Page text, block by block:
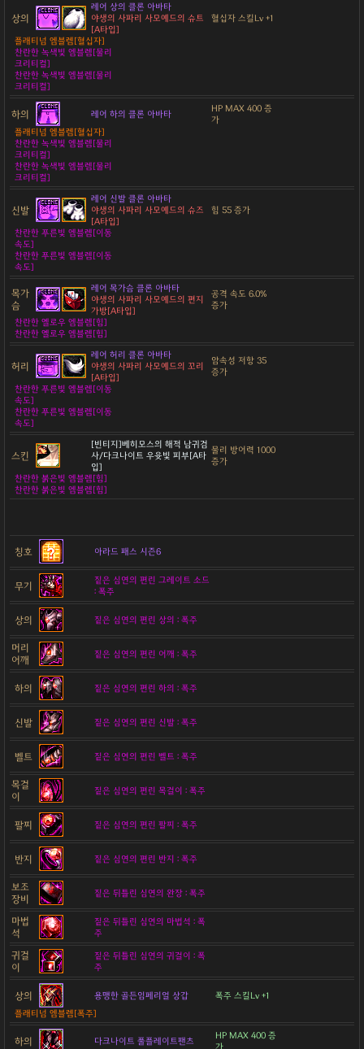
상의
레어 상의 클론 아바타
야생의 사파리 사모예드의 슈트
[A타입]
혈십자 스킬Lv +1
플래티넘 엠블렘[혈십자]
찬란한 녹색빛 엠블렘[물리
크리티컬]
찬란한 녹색빛 엠블렘[물리
크리티컬]
하의 레어 하의 클론 아바타
HP MAX 400 증
가
플래티넘 엠블렘[혈십자]
찬란한 녹색빛 엠블렘[물리
크리티컬]
찬란한 녹색빛 엠블렘[물리
크리티컬]
신발
레어 신발 클론 아바타
야생의 사파리 사모예드의 슈즈
[A타입]
힘 55 증가
찬란한 푸른빛 엠블렘[이동
속도]
찬란한 푸른빛 엠블렘[이동
속도]
목가
슴
레어 목가슴 클론 아바타
야생의 사파리 사모예드의 편지
가방[A타입]
공격 속도 6.0%
증가
찬란한 옐로우 엠블렘[힘]
찬란한 옐로우 엠블렘[힘]
허리
레어 허리 클론 아바타
야생의 사파리 사모예드의 꼬리
[A타입]
암속성 저항 35
증가
찬란한 푸른빛 엠블렘[이동
속도]
찬란한 푸른빛 엠블렘[이동
속도]
스킨
[빈티지]베히모스의 해적 남귀검
사/다크나이트 우윳빛 피부[A타
입]
물리 방어력 1000
증가
찬란한 붉은빛 엠블렘[힘]
찬란한 붉은빛 엠블렘[힘]
칭호 아라드 패스 시즌6
무기
짙은 심연의 편린 그레이트 소드
: 폭주
상의 짙은 심연의 편린 상의 : 폭주
머리
어깨
짙은 심연의 편린 어깨 : 폭주
하의 짙은 심연의 편린 하의 : 폭주
신발 짙은 심연의 편린 신발 : 폭주
벨트 짙은 심연의 편린 벨트 : 폭주
목걸
이
짙은 심연의 편린 목걸이 : 폭주
팔찌 짙은 심연의 편린 팔찌 : 폭주
반지 짙은 심연의 편린 반지 : 폭주
보조
장비
짙은 뒤틀린 심연의 완장 : 폭주
마법
석
짙은 뒤틀린 심연의 마법석 : 폭
주
귀걸
이
짙은 뒤틀린 심연의 귀걸이 : 폭
주
상의 용맹한 골든임페리얼 상갑
폭주 스킬Lv +1
플래티넘 엠블렘[폭주]
하의 다크나이트 풀플레이트팬츠
HP MAX 400 증
가